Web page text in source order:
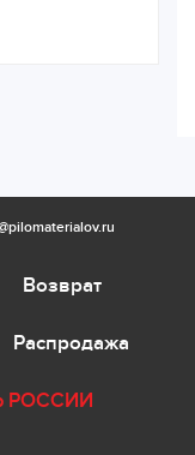
Возврат
Распродажа
РОССИИ